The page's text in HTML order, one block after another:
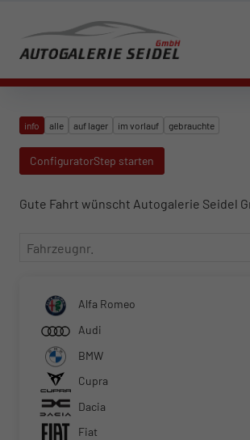
info alle auf lager im vorlauf gebrauchte
ConfiguratorStep starten
Gute Fahrt wünscht Autogalerie Seidel
Fahrzeugnr.
Alfa Romeo
Audi
BMW
Cupra
Dacia
Fiat